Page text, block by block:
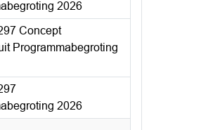
2026
Concept
Programmabegroting
2026